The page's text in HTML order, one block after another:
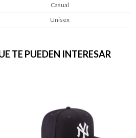
Casual
Unisex
TE PUEDEN INTERESAR